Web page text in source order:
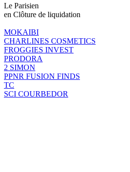
Le Parisien
en Clôture de liquidation
MOKAIBI
CHARLINES COSMETICS
FROGGIES INVEST
PRODORA
2 SIMON
PPNR FUSION FINDS
TC
SCI COURBEDOR